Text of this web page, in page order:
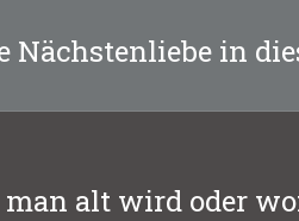
Nächstenliebe in
alt wird oder